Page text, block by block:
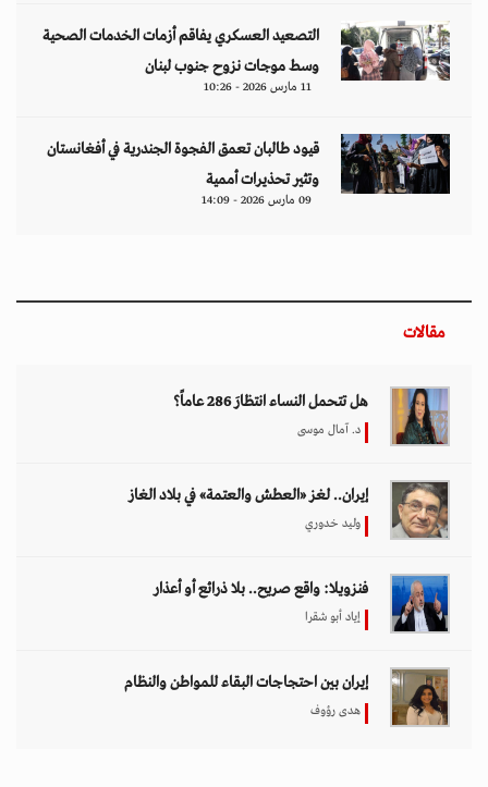
التصعيد العسكري يفاقم أزمات الخدمات الصحية
وسط موجات نزوح جنوب لبنان
11 مارس 2026 - 10:26
قيود طالبان تعمق الفجوة الجندرية في أفغانستان
وتثير تحذيرات أممية
09 مارس 2026 - 14:09
مقالات
هل تتحمل النساء انتظارَ 286 عاماً؟
د. آمال موسى
إيران.. لغز «العطش والعتمة» في بلاد الغاز
وليد خدوري
فنزويلا: واقع صريح.. بلا ذرائع أو أعذار
إياد أبو شقرا
إيران بين احتجاجات البقاء للمواطن والنظام
هدى رؤوف